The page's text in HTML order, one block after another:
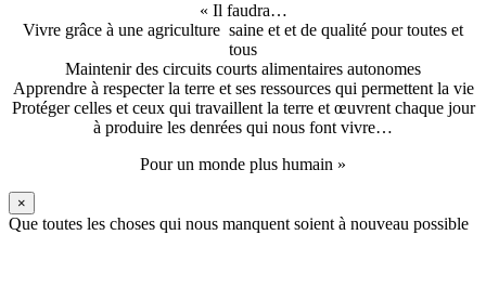
« Il faudra…
Vivre grâce à une agriculture saine et et de qualité pour toutes et
tous
Maintenir des circuits courts alimentaires autonomes
Apprendre à respecter la terre et ses ressources qui permettent la vie
Protéger celles et ceux qui travaillent la terre et œuvrent chaque jour
à produire les denrées qui nous font vivre…
Pour un monde plus humain »
×
Que toutes les choses qui nous manquent soient à nouveau possible